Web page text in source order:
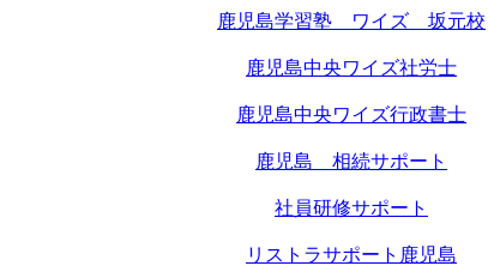
鹿児島学習塾 ワイズ 坂元校
鹿児島中央ワイズ社労士
鹿児島中央ワイズ行政書士
鹿児島 相続サポート
社員研修サポート
リストラサポート鹿児島